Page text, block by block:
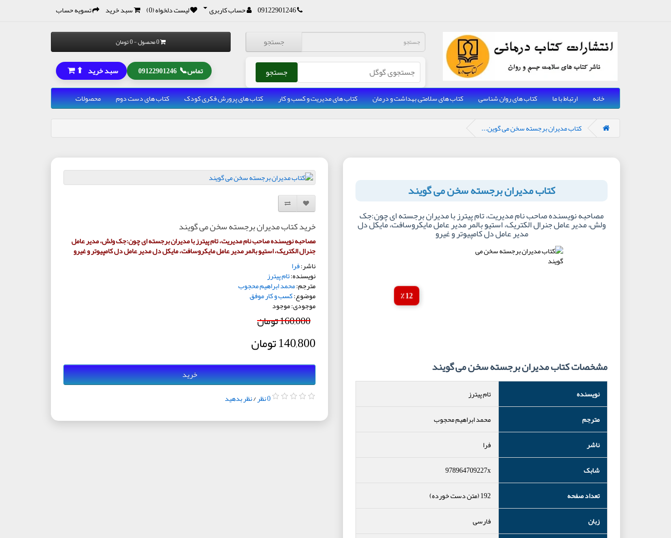
09122901246 حساب کاربری لیست دلخواه (0) سبد خرید تسویه حساب
جستجو
جستجو
0 محصول - 0 تومان
تماس📞
09122901246 سبد خرید ⬆
خانه ارتباط با ما کتاب های روان شناسی کتاب های سلامتی, بهداشت و درمان کتاب های مدیریت و کسب و کار کتاب های پرورش فکری کودک کتاب های دست دوم محصولات
کتاب مدیران برجسته سخن می گوین...
کتاب مدیران برجسته سخن می گویند
مصاحبه نویسنده صاحب نام مدیریت، تام پیترز با مدیران برجسته ای چون:جک
ولش، مدیر عامل جنرال الکتریک، استیو بالمر مدیر عامل مایکروسافت، مایکل دل
مدیر عامل دل کامپیوتر و غیرو
12 ٪
مشخصات کتاب مدیران برجسته سخن می گویند
نویسنده
تام پیترز
مترجم
محمد ابراهیم محجوب
ناشر
فرا
شابک
978964709227x
تعداد صفحه
192 (متن دست خورده)
زبان
فارسی
افزودن به لیست دلخواه
مقایسه این محصول
خرید کتاب مدیران برجسته سخن می گویند
مصاحبه نویسنده صاحب نام مدیریت، تام پیترز با مدیران برجسته ای چون:جک ولش، مدیر عامل
جنرال الکتریک، استیو بالمر مدیر عامل مایکروسافت، مایکل دل مدیر عامل دل کامپیوتر و غیرو
ناشر:فرا
نویسنده:تام پیترز
مترجم:محمد ابراهیم محجوب
موضوع:کسب و کار موفق
موجودی: موجود
160,000 تومان
140,800 تومان
خرید
0 نظر /نظر بدهید